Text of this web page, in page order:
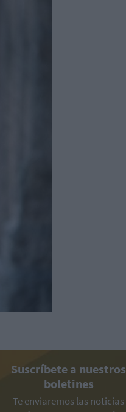
Suscríbete a nuestros
boletines
Te enviaremos las noticias